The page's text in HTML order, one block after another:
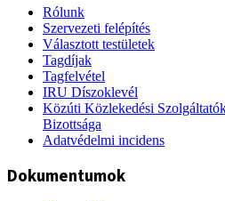
Rólunk
Szervezeti felépítés
Választott testületek
Tagdíjak
Tagfelvétel
IRU Díszoklevél
Közúti Közlekedési
Bizottsága
Adatvédelmi incidens
Dokumentumok